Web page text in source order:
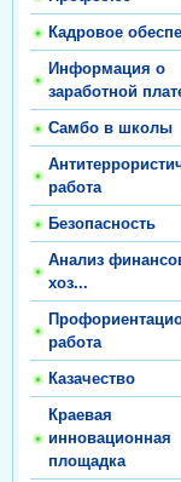
Кадровое
Информация о
заработной
Самбо в школы
работа
Безопасность
Анализ
хоз...
работа
Казачество
Краевая
инновационная
площадка